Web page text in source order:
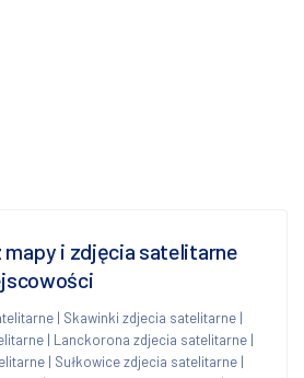
mapy i zdjęcia satelitarne
| Skawinki zdjecia satelitarne |
| Lanckorona zdjecia satelitarne |
| Sułkowice zdjecia satelitarne |